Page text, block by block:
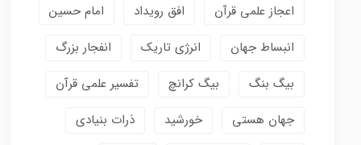
اعجاز علمی قرآن
افق رویداد
امام حسین
انبساط جهان
انرژی تاریک
انفجار بزرگ
بیگ بنگ
بیگ کرانچ
تفسیر علمی قرآن
جهان هستی
خورشید
ذرات بنیادی